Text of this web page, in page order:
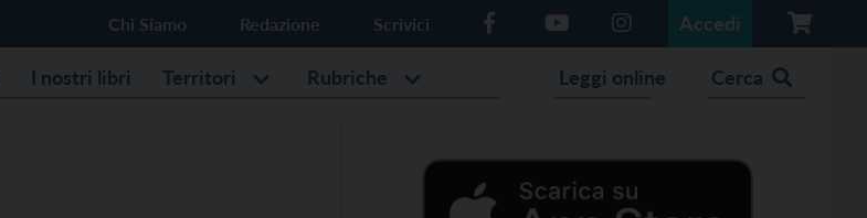
Chi Siamo Redazione Scrivici Accedi
I nostri libri Territori Rubriche Leggi online Cerca